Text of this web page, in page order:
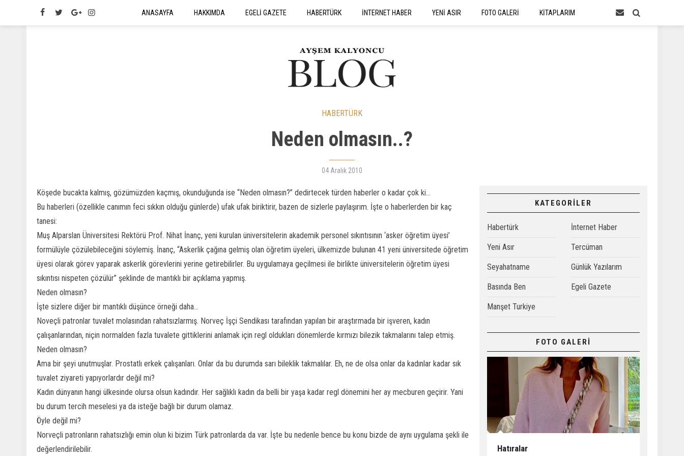
ANASAYFA HAKKIMDA EGELİ GAZETE HABERTÜRK İNTERNET HABER YENİ ASIR FOTO GALERİ
KİTAPLARIM
SEYAHATNAME
HABERTÜRK
Neden olmasın..?
04 Aralık 2010
Köşede bucakta kalmış, gözümüzden kaçmış, okunduğunda ise “Neden olmasın?” dedirtecek türden haberler o kadar çok ki...
Bu haberleri (özellikle canımın feci sıkkın olduğu günlerde) ufak ufak biriktirir, bazen de sizlerle paylaşırım. İşte o haberlerden bir kaç
tanesi:
Muş Alparslan Üniversitesi Rektörü Prof. Nihat İnanç, yeni kurulan üniversitelerin akademik personel sıkıntısının ‘asker öğretim üyesi’
formülüyle çözülebileceğini söylemiş. İnanç, “Askerlik çağına gelmiş olan öğretim üyeleri, ülkemizde bulunan 41 yeni üniversitede öğretim
üyesi olarak görev yaparak askerlik görevlerini yerine getirebilirler. Bu uygulamaya geçilmesi ile birlikte üniversitelerin öğretim üyesi
sıkıntısı nispeten çözülür” şeklinde de mantıklı bir açıklama yapmış.
Neden olmasın?
İşte sizlere diğer bir mantıklı düşünce örneği daha...
Noveçli patronlar tuvalet molasından rahatsızlarmış. Norveç İşçi Sendikası tarafından yapılan bir araştırmada bir işveren, kadın
çalışanlarından, niçin normalden fazla tuvalete gittiklerini anlamak için regl oldukları dönemlerde kırmızı bilezik takmalarını talep etmiş.
Neden olmasın?
Ama bir şeyi unutmuşlar. Prostatlı erkek çalışanları. Onlar da bu durumda sarı bileklik takmalılar. Eh, ne de olsa onlar da kadınlar kadar sık
tuvalet ziyareti yapıyorlardır değil mi?
Kadın dünyanın hangi ülkesinde olursa olsun kadındır. Her sağlıklı kadın da belli bir yaşa kadar regl dönemini her ay mecburen geçirir. Yani
bu durum tercih meselesi ya da isteğe bağlı bir durum olamaz.
Öyle değil mi?
Norveçli patronların rahatsızlığı emin olun ki bizim Türk patronlarda da var. İşte bu nedenle bence bu konu bizde de aynı uygulama şekli ile
değerlendirilebilir.
KATEGORİLER
Habertürk İnternet Haber
Yeni Asır Tercüman
Seyahatname Günlük Yazılarım
Basında Ben Egeli Gazete
Manşet Turkiye
FOTO GALERİ
Hatıralar